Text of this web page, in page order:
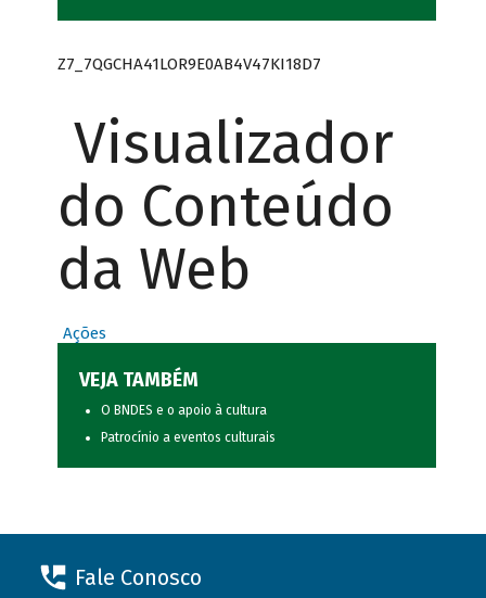
Z7_7QGCHA41LOR9E0AB4V47KI18D7
Visualizador
do Conteúdo
da Web
Ações
VEJA TAMBÉM
O BNDES e o apoio à cultura
Patrocínio a eventos culturais
Fale Conosco